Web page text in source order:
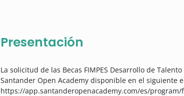
Presentación
La solicitud de las Becas FIMPES Desarrollo de
Santander Open Academy disponible en el siguiente
https://app.santanderopenacademy.com/es/